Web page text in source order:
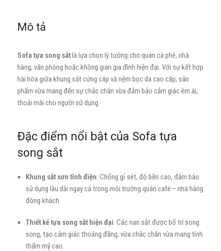
Mô tả
Sofa tựa song sắtlà lựa chọn lý tưởng cho quán cà phê, nhà
hàng, văn phòng hoặc không gian gia đình hiện đại. Với sự kết hợp
hài hòa giữa khung sắt cứng cáp và nệm bọc da cao cấp, sản
phẩm vừa mang đến sự chắc chắn vừa đảm bảo cảm giác êm ái,
thoải mái cho người sử dụng.
Đặc điểm nổi bật của Sofa tựa
song sắt
Khung sắt sơn tĩnh điện: Chống gỉ sét, độ bền cao, đảm bảo
sử dụng lâu dài ngay cả trong môi trường quán café – nhà hàng
đông khách.
Thiết kế tựa song sắt hiện đại: Các nan sắt được bố trí song
song, tạo cảm giác thoáng đãng, vừa chắc chắn vừa mang tính
thẩm mỹ cao.